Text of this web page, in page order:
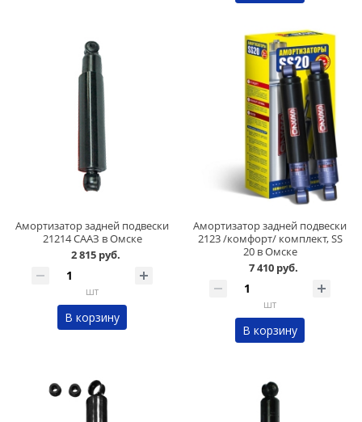
Амортизатор задней подвески
21214 СААЗ в Омске
2 815 руб.
шт
В корзину
Амортизатор задней подвески
2123 /комфорт/ комплект, SS
20 в Омске
7 410 руб.
шт
В корзину